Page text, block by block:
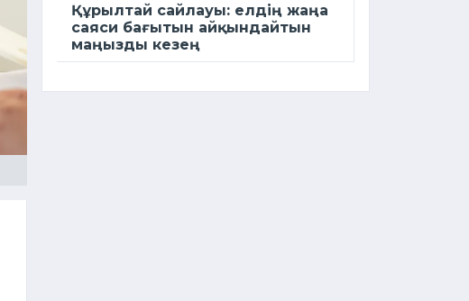
Құрылтай сайлауы: елдің жаңа
саяси бағытын айқындайтын
маңызды кезең